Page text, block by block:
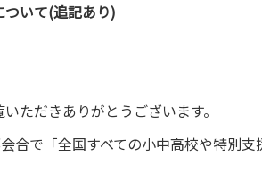
いて(追記あり)
ただきありがとうございます。
合で「全国すべての小中高校や特別